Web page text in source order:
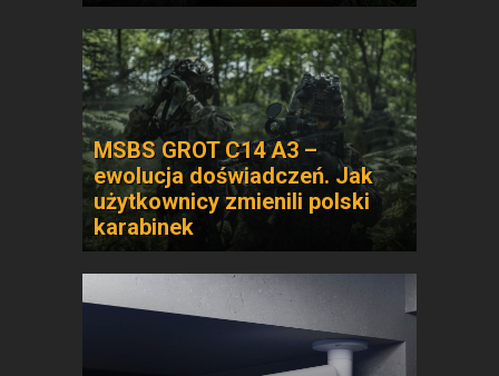
MSBS GROT C14 A3 –
ewolucja doświadczeń. Jak
użytkownicy zmienili polski
karabinek